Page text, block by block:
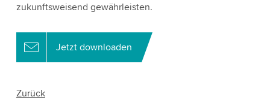
zukunftsweisend gewährleisten.
Jetzt downloaden
Zurück